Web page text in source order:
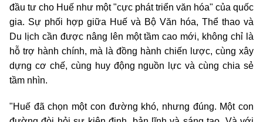
đầu tư cho Huế như một "cực phát triển văn hóa" của quốc
gia. Sự phối hợp giữa Huế và Bộ Văn hóa, Thể thao và
Du lịch cần được nâng lên một tầm cao mới, không chỉ là
hỗ trợ hành chính, mà là đồng hành chiến lược, cùng xây
dựng cơ chế, cùng huy động nguồn lực và cùng chia sẻ
tầm nhìn.
"Huế đã chọn một con đường khó, nhưng đúng. Một con